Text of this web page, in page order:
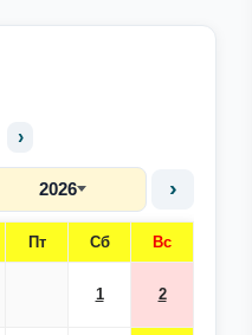
›
2026 ›
Пт Сб Вс
1 2